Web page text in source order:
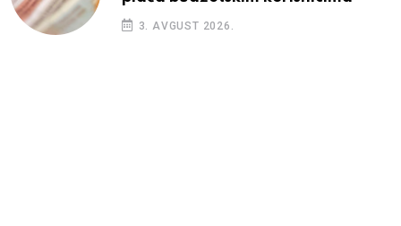
3. AVGUST 2026.